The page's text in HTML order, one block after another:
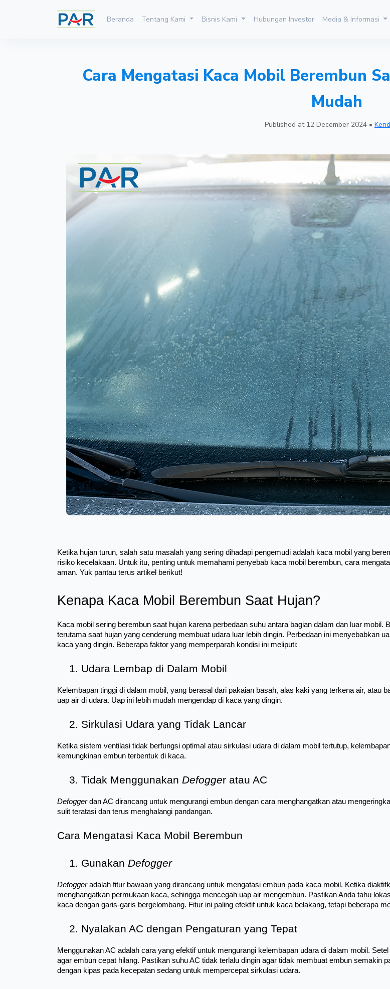
Beranda Tentang Kami Bisnis Kami Hubungan Investor Media & Informasi
Cara Mengatasi Kaca Mobil Berembun
Mudah
Published at 12 December 2024 •
Ketika hujan turun, salah satu masalah yang sering dihadapi pengemudi adalah kaca mobil yang
risiko kecelakaan. Untuk itu, penting untuk memahami penyebab kaca mobil berembun, cara
aman. Yuk pantau terus artikel berikut!
Kenapa Kaca Mobil Berembun Saat Hujan?
Kaca mobil sering berembun saat hujan karena perbedaan suhu antara bagian dalam dan luar mobil.
terutama saat hujan yang cenderung membuat udara luar lebih dingin. Perbedaan ini menyebabkan
kaca yang dingin. Beberapa faktor yang memperparah kondisi ini meliputi:
Udara Lembap di Dalam Mobil
Kelembapan tinggi di dalam mobil, yang berasal dari pakaian basah, alas kaki yang terkena air, atau
uap air di udara. Uap ini lebih mudah mengendap di kaca yang dingin.
Sirkulasi Udara yang Tidak Lancar
Ketika sistem ventilasi tidak berfungsi optimal atau sirkulasi udara di dalam mobil tertutup,
kemungkinan embun terbentuk di kaca.
Tidak Menggunakan Defogger atau AC
Defogger dan AC dirancang untuk mengurangi embun dengan cara menghangatkan atau
sulit teratasi dan terus menghalangi pandangan.
Cara Mengatasi Kaca Mobil Berembun
Gunakan Defogger
Defogger adalah fitur bawaan yang dirancang untuk mengatasi embun pada kaca mobil. Ketika
menghangatkan permukaan kaca, sehingga mencegah uap air mengembun. Pastikan Anda tahu
kaca dengan garis-garis bergelombang. Fitur ini paling efektif untuk kaca belakang, tetapi beberapa
Nyalakan AC dengan Pengaturan yang Tepat
Menggunakan AC adalah cara yang efektif untuk mengurangi kelembapan udara di dalam mobil.
agar embun cepat hilang. Pastikan suhu AC tidak terlalu dingin agar tidak membuat embun semakin
dengan kipas pada kecepatan sedang untuk mempercepat sirkulasi udara.